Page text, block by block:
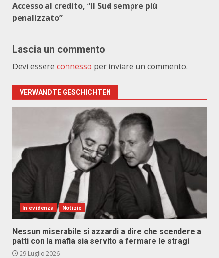
Accesso al credito, “Il Sud sempre più
penalizzato”
Lascia un commento
Devi essere connesso per inviare un commento.
VERWANDTE GESCHICHTEN
In evidenza Notizie
Nessun miserabile si azzardi a dire che scendere a
patti con la mafia sia servito a fermare le stragi
29 Luglio 2026